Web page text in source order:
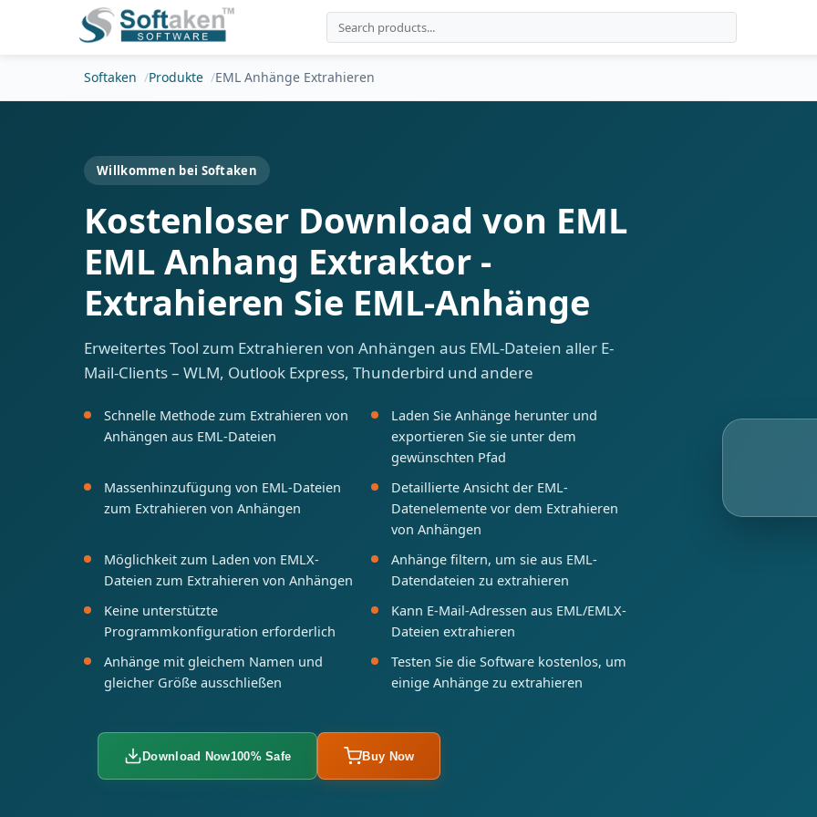
Softaken Produkte EML Anhänge Extrahieren
Willkommen bei Softaken
Kostenloser Download von EML
EML Anhang Extraktor -
Extrahieren Sie EML-Anhänge
Erweitertes Tool zum Extrahieren von Anhängen aus EML-Dateien aller E-
Mail-Clients – WLM, Outlook Express, Thunderbird und andere
Schnelle Methode zum Extrahieren von
Anhängen aus EML-Dateien
Laden Sie Anhänge herunter und
exportieren Sie sie unter dem
gewünschten Pfad
Massenhinzufügung von EML-Dateien
zum Extrahieren von Anhängen
Detaillierte Ansicht der EML-
Datenelemente vor dem Extrahieren
von Anhängen
Möglichkeit zum Laden von EMLX-
Dateien zum Extrahieren von Anhängen
Anhänge filtern, um sie aus EML-
Datendateien zu extrahieren
Keine unterstützte
Programmkonfiguration erforderlich
Kann E-Mail-Adressen aus EML/EMLX-
Dateien extrahieren
Anhänge mit gleichem Namen und
gleicher Größe ausschließen
Testen Sie die Software kostenlos, um
einige Anhänge zu extrahieren
Download Now100% Safe Buy Now